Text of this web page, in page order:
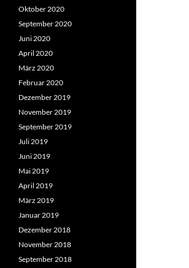
Oktober 2020
September 2020
Juni 2020
April 2020
März 2020
Februar 2020
Dezember 2019
November 2019
September 2019
Juli 2019
Juni 2019
Mai 2019
April 2019
März 2019
Januar 2019
Dezember 2018
November 2018
September 2018